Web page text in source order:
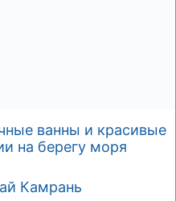
ванны и красивые
на берегу моря
Камрань